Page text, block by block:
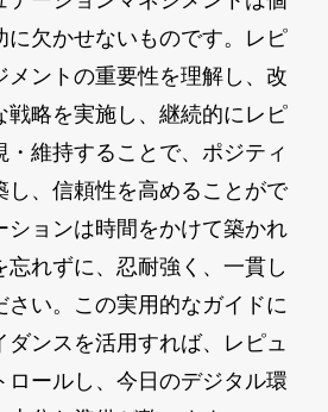
に欠かせないものです。レピ
メントの重要性を理解し、改
戦略を実施し、継続的にレピ
・維持することで、ポジティ
し、信頼性を高めることがで
ションは時間をかけて築かれ
忘れずに、忍耐強く、一貫し
さい。この実用的なガイドに
ンスを活用すれば、レピュ
ロールし、今日のデジタル環